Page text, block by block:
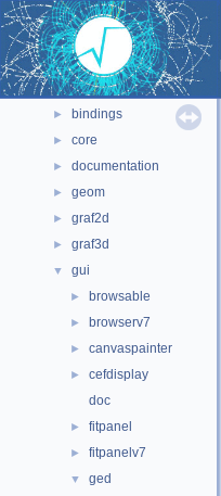
► Namespaces
► All Classes
▼ Files
▼ File List
► bindings
► core
► documentation
► geom
► graf2d
► graf3d
▼ gui
► browsable
► browserv7
► canvaspainter
►
cefdisplay
doc
► fitpanel
► fitpanelv7
▼
ged